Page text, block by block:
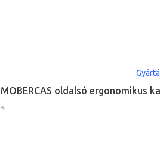
MOBERCAS oldalsó ergonomikus
*